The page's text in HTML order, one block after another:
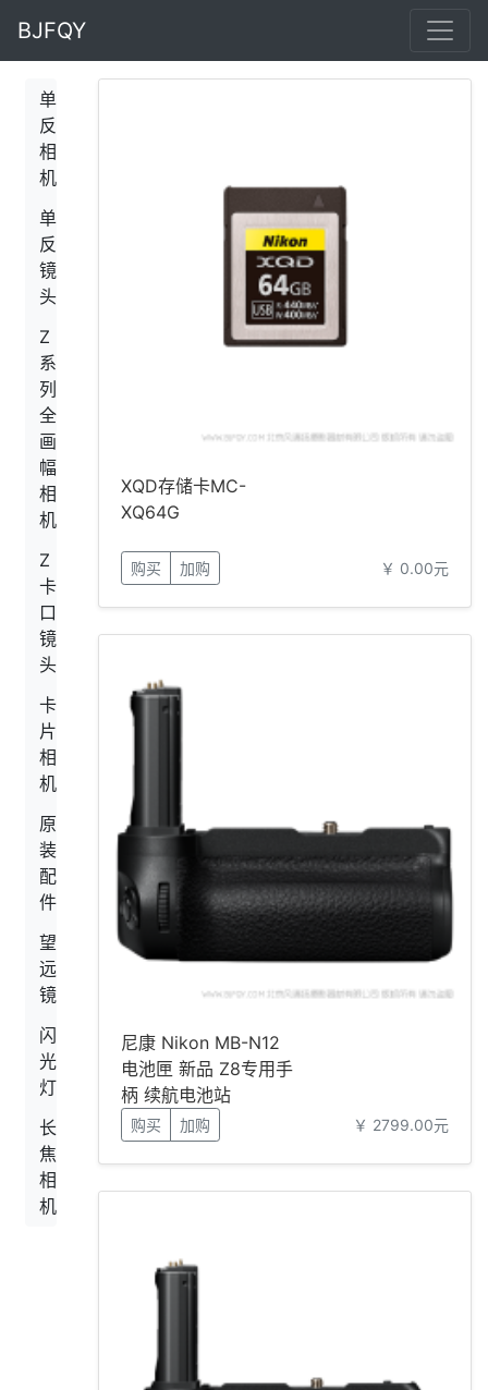
BJFQY
单
反
相
机
单
反
镜
头
Z
系
列
全
画
幅
相
机
Z
卡
口
镜
头
卡
片
相
机
原
装
配
件
望
远
镜
闪
光
灯
长
焦
相
机
XQD存储卡MC-
XQ64G
购买 加购 ￥ 0.00元
尼康 Nikon MB-N12
电池匣 新品 Z8专用手
柄 续航电池站
购买 加购 ￥ 2799.00元